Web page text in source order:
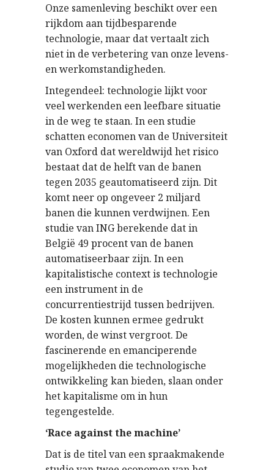
Onze samenleving beschikt over een
rijkdom aan tijdbesparende
technologie, maar dat vertaalt zich
niet in de verbetering van onze levens-
en werkomstandigheden.
Integendeel: technologie lijkt voor
veel werkenden een leefbare situatie
in de weg te staan. In een studie
schatten economen van de Universiteit
van Oxford dat wereldwijd het risico
bestaat dat de helft van de banen
tegen 2035 geautomatiseerd zijn. Dit
komt neer op ongeveer 2 miljard
banen die kunnen verdwijnen. Een
studie van ING berekende dat in
België 49 procent van de banen
automatiseerbaar zijn. In een
kapitalistische context is technologie
een instrument in de
concurrentiestrijd tussen bedrijven.
De kosten kunnen ermee gedrukt
worden, de winst vergroot. De
fascinerende en emanciperende
mogelijkheden die technologische
ontwikkeling kan bieden, slaan onder
het kapitalisme om in hun
tegengestelde.
‘Race against the machine’
Dat is de titel van een spraakmakende